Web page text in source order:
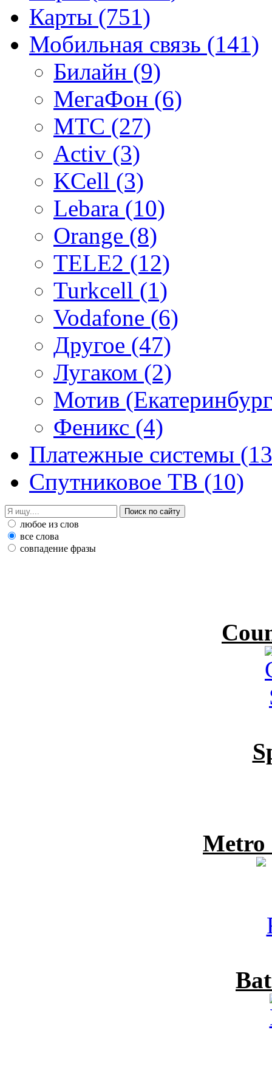
Карты (751)
Мобильная связь (141)
Билайн (9)
МегаФон (6)
МТС (27)
Activ (3)
KCell (3)
Lebara (10)
Orange (8)
TELE2 (12)
Turkcell (1)
Vodafone (6)
Другое (47)
Лугаком (2)
Мотив
Феникс (4)
Платежные системы
Спутниковое ТВ (10)
любое из слов
все слова
совпадение фразы
Metro